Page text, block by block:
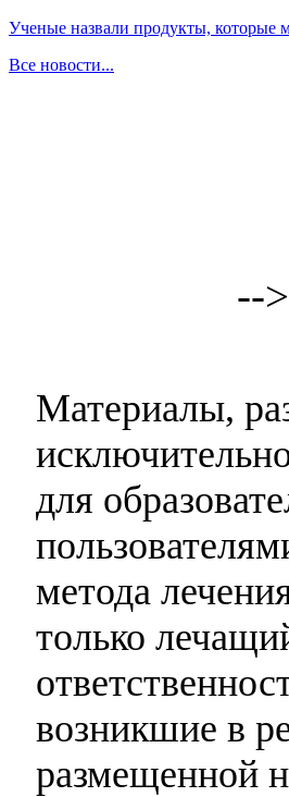
Ученые назвали продукты, которые
Все новости...
-->
Материалы,
для
метода
только
возникшие в
размещенной